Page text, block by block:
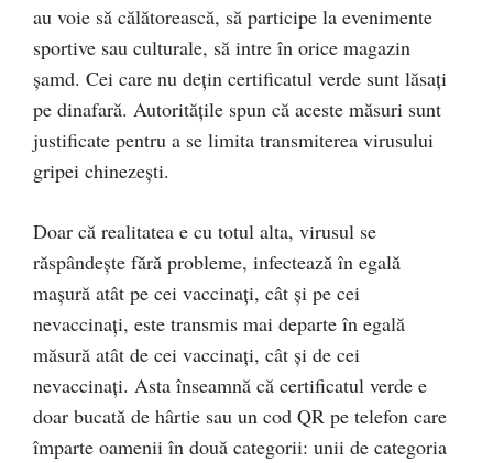
au voie să călătorească, să participe la evenimente
sportive sau culturale, să intre în orice magazin
șamd. Cei care nu dețin certificatul verde sunt lăsați
pe dinafară. Autoritățile spun că aceste măsuri sunt
justificate pentru a se limita transmiterea virusului
gripei chinezești.
Doar că realitatea e cu totul alta, virusul se
răspândește fără probleme, infectează în egală
mașură atât pe cei vaccinați, cât și pe cei
nevaccinați, este transmis mai departe în egală
măsură atât de cei vaccinați, cât și de cei
nevaccinați. Asta înseamnă că certificatul verde e
doar bucată de hârtie sau un cod QR pe telefon care
împarte oamenii în două categorii: unii de categoria